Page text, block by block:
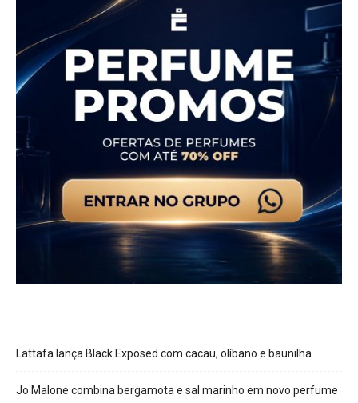
Lattafa lança Black Exposed com cacau, olíbano e baunilha
Jo Malone combina bergamota e sal marinho em novo perfume